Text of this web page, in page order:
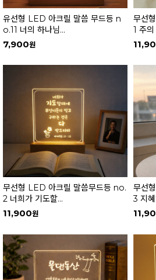
유선형 LED 아크릴 말씀 무드등 n
o.11 너의 하나님...
7,900
무선
1 주
무선형 LED 아크릴 말씀무드등 no.
2 너희가 기도할...
11,900
무선
3 지